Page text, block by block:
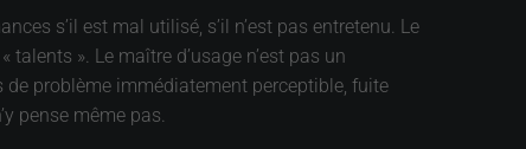
s’il est mal utilisé, s’il n’est pas entretenu. Le
talents ». Le maître d’usage n’est pas un
de problème immédiatement perceptible, fuite
pense même pas.